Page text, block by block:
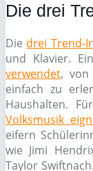
Die drei
Die drei Trend-
und Klavier. Ein
verwendet, von
einfach zu
Haushalten.
Volksmusik
eifern
wie Jimi
Taylor